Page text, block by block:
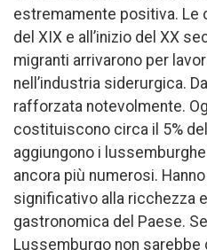
estremamente positiva. Le
del XIX e all’inizio del XX
migranti arrivarono per
nell’industria siderurgica.
rafforzata notevolmente.
costituiscono circa il 5%
aggiungono i
ancora più numerosi.
significativo alla ricchezza
gastronomica del Paese.
Lussemburgo non sarebbe